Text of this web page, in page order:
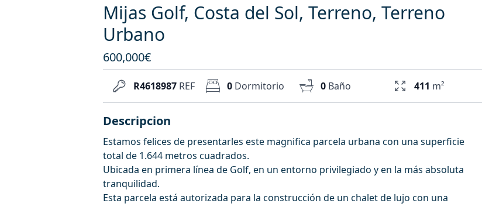
Mijas Golf, Costa del Sol, Terreno, Terreno
Urbano
600,000€
R4618987 REF 0 Dormitorio 0 Baño 411 m²
Descripcion
Estamos felices de presentarles este magnifica parcela urbana con una superficie
total de 1.644 metros cuadrados.
Ubicada en primera línea de Golf, en un entorno privilegiado y en la más absoluta
tranquilidad.
Esta parcela está autorizada para la construcción de un chalet de lujo con una